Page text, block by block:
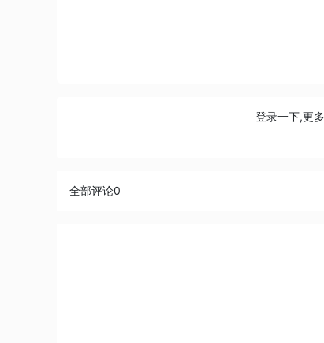
登录一下,更
全部评论0